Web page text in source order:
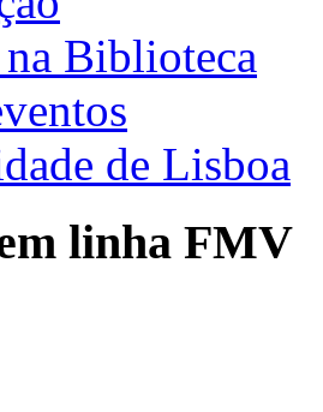
Biblioteca
de Lisboa
linha FMV